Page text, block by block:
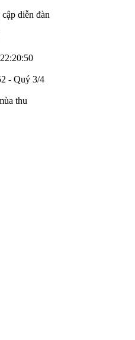
diễn đàn
- Quý 3/4
thu